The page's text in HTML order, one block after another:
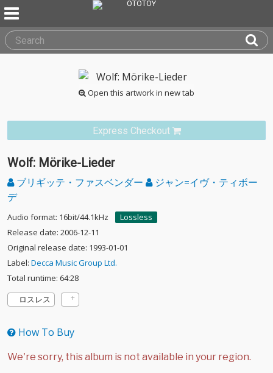
Open this artwork in new tab
Express Checkout
Wolf: Mörike-Lieder
ブリギッテ・ファスベンダー
ジャン=イヴ・ティボー
デ
Audio format: 16bit/44.1kHz
Lossless
Release date: 2006-12-11
Original release date: 1993-01-01
Label: Decca Music Group Ltd.
Total runtime: 64:28
ロスレス
How To Buy